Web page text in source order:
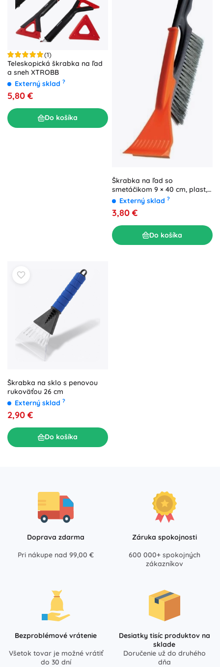
(1)
Teleskopická škrabka na ľad
a sneh XTROBB
Externý sklad ?
5,80 €
Do košíka
Škrabka na ľad so
smetáčikom 9 × 40 cm, plast,
do −40 °C
Externý sklad ?
3,80 €
Do košíka
Škrabka na sklo s penovou
rukoväťou 26 cm
Externý sklad ?
2,90 €
Do košíka
Doprava zdarma
Pri nákupe nad 99,00 €
Záruka spokojnosti
600 000+ spokojných
zákazníkov
Bezproblémové vrátenie
Všetok tovar je možné vrátiť
do 30 dní
Desiatky tisíc produktov na
sklade
Doručenie už do druhého
dňa